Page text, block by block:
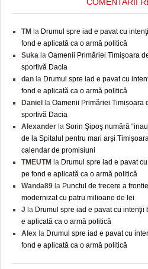
TM la Drumul spre iad e pavat cu
fond e aplicată ca o armă politică
Suka la Oamenii Primăriei Timișoara
sportivă Dacia
dan la Drumul spre iad e pavat cu
fond e aplicată ca o armă politică
Daniel la Oamenii Primăriei Timișoara
sportivă Dacia
Alexander la Sorin Şipoş numără
de la Spitalul pentru mari arși
calendar de promisiuni
TMEUTM la Drumul spre iad e pavat
pe fond e aplicată ca o armă politică
Wanda89 la Punctul de trecere a
modernizat cu patru milioane de lei
J la Drumul spre iad e pavat cu
e aplicată ca o armă politică
Alex la Drumul spre iad e pavat cu
fond e aplicată ca o armă politică